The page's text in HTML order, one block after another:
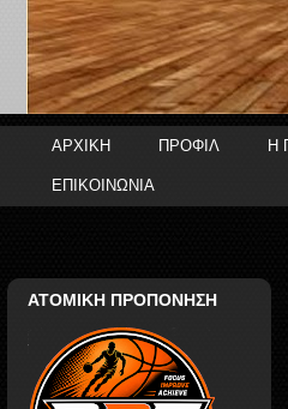
ΑΡΧΙΚΗ ΠΡΟΦΙΛ Η
ΕΠΙΚΟΙΝΩΝΙΑ
ΑΤΟΜΙΚΗ ΠΡΟΠΟΝΗΣΗ